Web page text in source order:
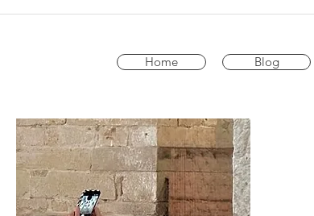
Home Blog